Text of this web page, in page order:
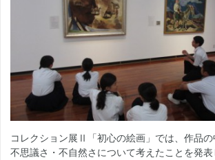
コレクション展Ⅱ「初心の絵画」では、作品の
不思議さ・不自然さについて考えたことを発表